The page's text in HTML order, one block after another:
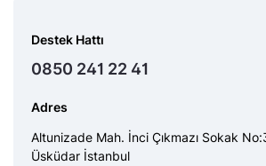
Destek Hattı
0850 241 22 41
Adres
Altunizade Mah. İnci Çıkmazı Sokak
Üsküdar İstanbul